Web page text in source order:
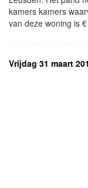
kamers kamers
van deze woning is
Vrijdag 31 maart